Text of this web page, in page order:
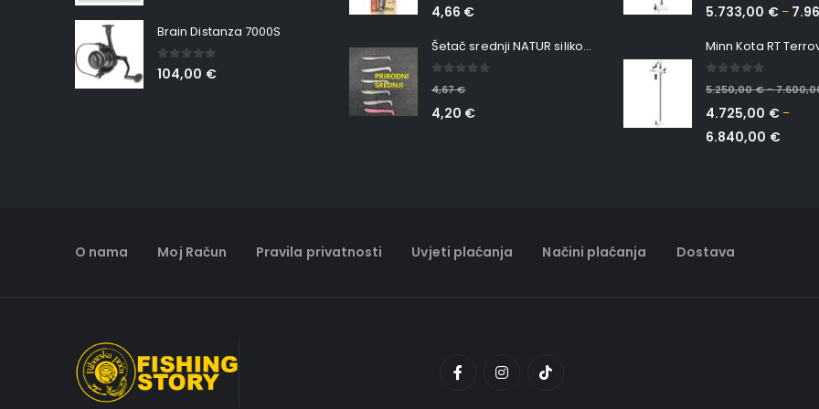
Brain Distanza 7000S
0out of 5
104,00 €
4,66 €
Šetač srednji NATUR silikonska ribica Belgrade Walker
4,67€
4,20 €
5.733,00 €–
5.250,00€–
4.725,00 €–
6.840,00 €
O nama Moj Račun Pravila privatnosti Uvjeti plaćanja Načini plaćanja Dostava